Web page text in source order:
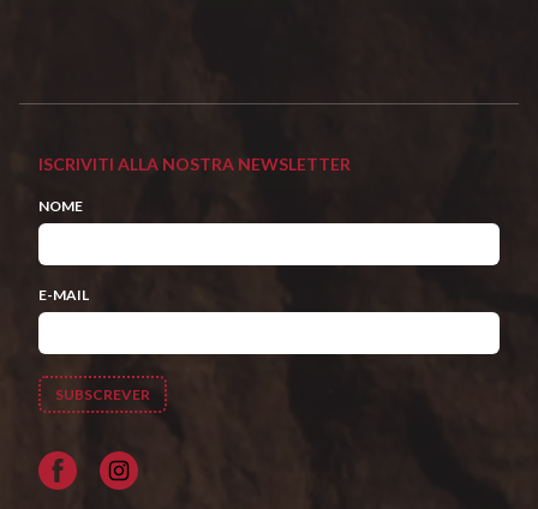
ISCRIVITI ALLA NOSTRA NEWSLETTER
NOME
E-MAIL
Facebook